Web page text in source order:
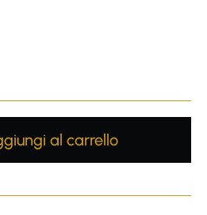
Enter the desired
al carrello